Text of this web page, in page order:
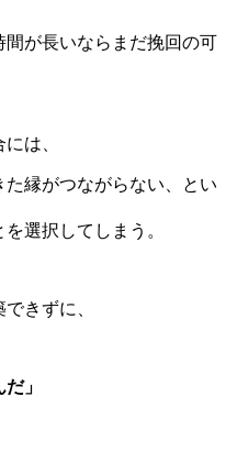
が長いならまだ挽回の可
は、
縁がつながらない、とい
選択してしまう。
きずに、
」